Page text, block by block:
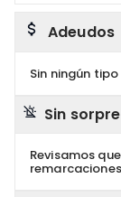
Adeudos
Sin ningún
Sin
Revisamos